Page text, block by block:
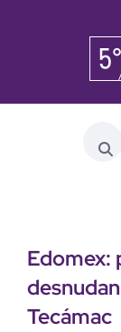
Edomex:
Tecámac